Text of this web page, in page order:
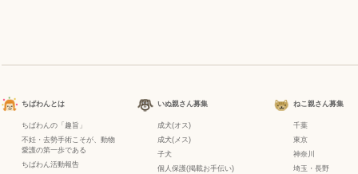
ちばわんとは
ちばわんの「趣旨」
不妊・去勢手術こそが、動物
愛護の第一歩である
ちばわん活動報告
いぬ親さん募集
成犬(オス)
成犬(メス)
子犬
個人保護(掲載お手伝い)
ねこ親さん募集
千葉
東京
神奈川
埼玉・長野